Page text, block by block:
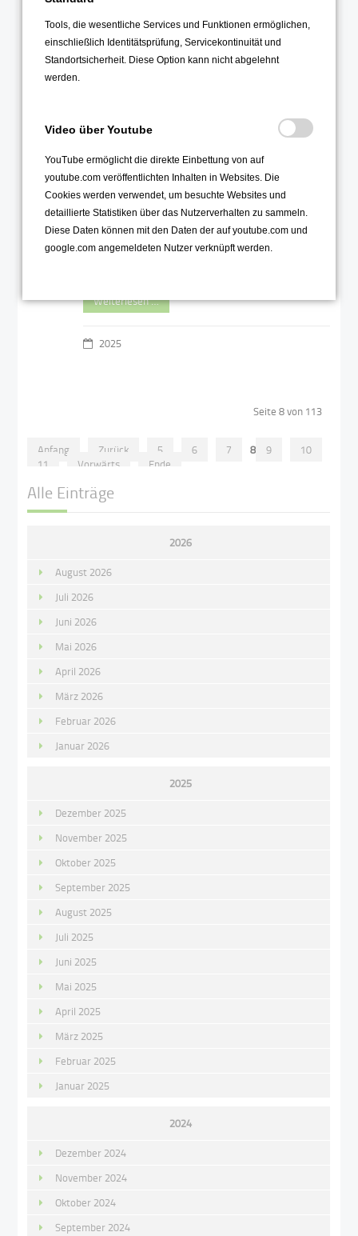
11 Streethandball Jg. 6
Tolles Handballturnier
des 6. Jahrgangs bei
Weiterlesen …
2025
Seite 8 von 113
Anfang Zurück 5 6 7 8 9
10
11
Vorwärts Ende
Alle Einträge
2026
August 2026
Juli 2026
Juni 2026
Mai 2026
April 2026
März 2026
Februar 2026
Januar 2026
2025
Dezember 2025
November 2025
Oktober 2025
September 2025
August 2025
Juli 2025
Juni 2025
Mai 2025
April 2025
März 2025
Februar 2025
Januar 2025
2024
Dezember 2024
November 2024
Oktober 2024
September 2024
Tools, die wesentliche Services und Funktionen ermöglichen,
einschließlich Identitätsprüfung, Servicekontinuität und
Standortsicherheit. Diese Option kann nicht abgelehnt
werden.
Video über Youtube
YouTube ermöglicht die direkte Einbettung von auf
youtube.com veröffentlichten Inhalten in Websites. Die
Cookies werden verwendet, um besuchte Websites und
detaillierte Statistiken über das Nutzerverhalten zu sammeln.
Diese Daten können mit den Daten der auf youtube.com und
google.com angemeldeten Nutzer verknüpft werden.